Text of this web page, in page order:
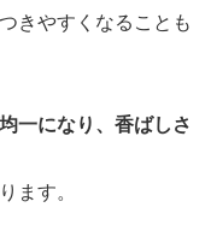
きやすくなることも
一になり、香ばしさ
ます。